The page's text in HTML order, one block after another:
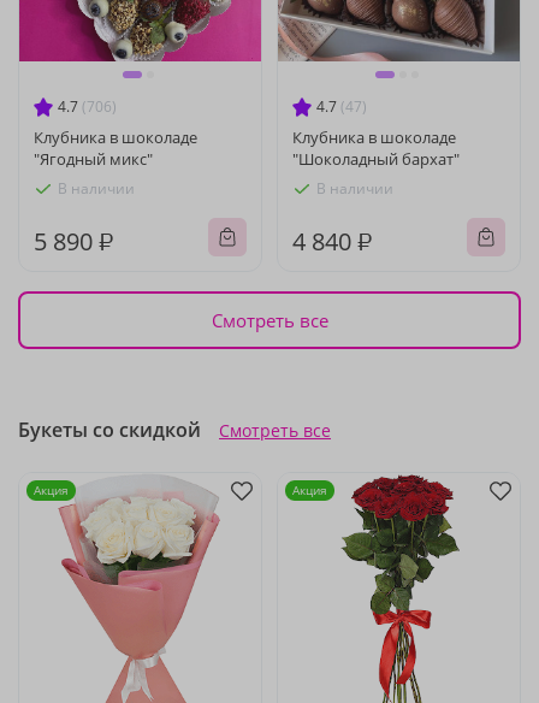
4.7 (706)
Клубника в шоколаде
"Ягодный микс"
В наличии
5 890 ₽
4.7 (47)
Клубника в шоколаде
"Шоколадный бархат"
В наличии
4 840 ₽
Смотреть все
Букеты со скидкой Смотреть все
Акция Акция